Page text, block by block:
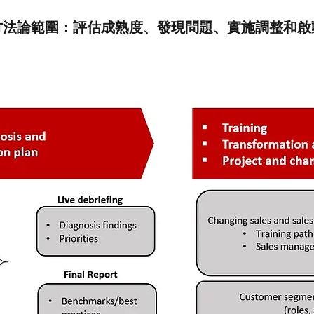
論範圍：評估成熟度、發現問題、實施調整和